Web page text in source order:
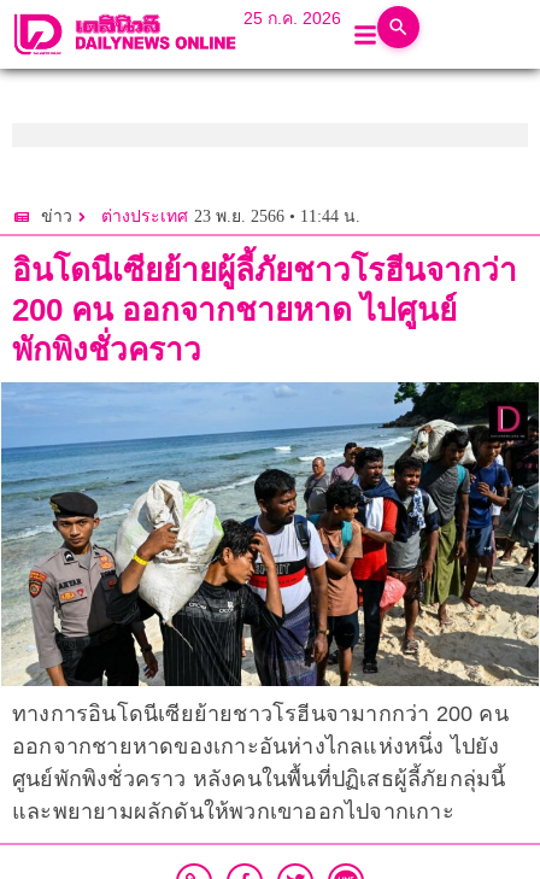
25 ก.ค. 2026
ข่าว ต่างประเทศ 23 พ.ย. 2566 • 11:44 น.
อินโดนีเซียย้ายผู้ลี้ภัยชาวโรฮีนจากว่า
200 คน ออกจากชายหาด ไปศูนย์
พักพิงชั่วคราว
ทางการอินโดนีเซียย้ายชาวโรฮีนจามากกว่า 200 คน
ออกจากชายหาดของเกาะอันห่างไกลแห่งหนึ่ง ไปยัง
ศูนย์พักพิงชั่วคราว หลังคนในพื้นที่ปฏิเสธผู้ลี้ภัยกลุ่มนี้
และพยายามผลักดันให้พวกเขาออกไปจากเกาะ